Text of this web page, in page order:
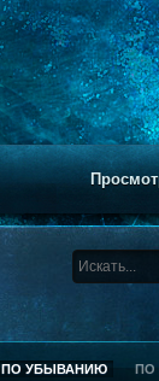
ПО УБЫВАНИЮ ПО